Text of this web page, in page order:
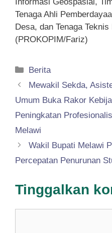
Tenaga Ahli
Desa, dan Tenaga Teknis
(PROKOPIM/Fariz)
Kategori
Berita
Mewakil Sekda,
Umum Buka Rakor
Peningkatan
Melawi
Wakil Bupati Melawi
Percepatan Penurunan
Tinggalkan